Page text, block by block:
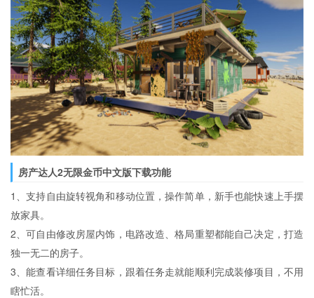
房产达人2无限金币中文版下载功能
1、支持自由旋转视角和移动位置，操作简单，新手也能快速上手摆
放家具。
2、可自由修改房屋内饰，电路改造、格局重塑都能自己决定，打造
独一无二的房子。
3、能查看详细任务目标，跟着任务走就能顺利完成装修项目，不用
瞎忙活。